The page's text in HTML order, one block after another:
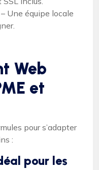
– Une équipe locale
Web
et
pour s’adapter
:
pour les